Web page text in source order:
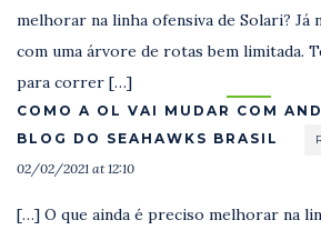
melhorar na linha ofensiva de Solari? Já
com uma árvore de rotas bem limitada.
para correr […]
COMO A OL VAI MUDAR COM
BLOG DO SEAHAWKS BRASIL
02/02/2021 at 12:10
[…] O que ainda é preciso melhorar na